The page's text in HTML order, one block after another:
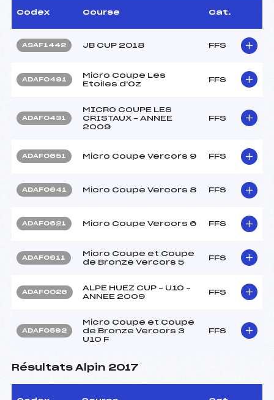
Codex Course Cat.
ASAF1442 JB CUP 2018 FFS
ADAF0491
Micro Coupe Les
Etoiles d'Oz
FFS
ADAF0431
MICRO COUPE LES
CRISTAUX – ANNEE
2009
FFS
ADAF0651 Micro Coupe Vercors 9 FFS
ADAF0641 Micro Coupe Vercors 8 FFS
ADAF0621 Micro Coupe Vercors 6 FFS
ADAF0611
Micro Coupe et Coupe
de Bronze Vercors 5
FFS
ADAF0026
ALPE HUEZ CUP – U10 –
ANNEE 2009
FFS
ADAF0592
Micro Coupe et Coupe
de Bronze Vercors 3
U10 F
FFS
Résultats Alpin 2017